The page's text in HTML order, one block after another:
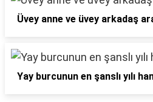
Üvey anne ve üvey arkadaş
Yay burcunun en şanslı yılı